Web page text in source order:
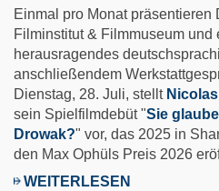
Einmal pro Monat präsentieren
Filminstitut & Filmmuseum und
herausragendes
anschließendem
Dienstag, 28. Juli, stellt
sein Spielfilmdebüt "Sie
Drowak?" vor, das 2025 in
den Max Ophüls Preis 2026
WEITERLESEN